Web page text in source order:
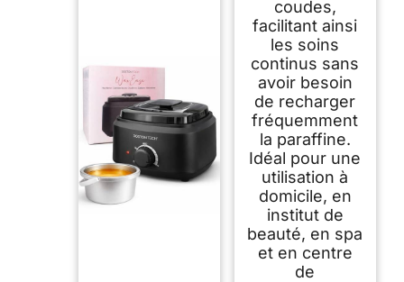
coudes,
facilitant ainsi
les soins
continus sans
avoir besoin
de recharger
fréquemment
la paraffine.
Idéal pour une
utilisation à
domicile, en
institut de
beauté, en spa
et en centre
de